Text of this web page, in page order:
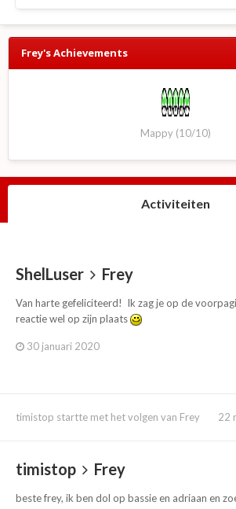
Frey's Achievements
Mappy (10/10)
Activiteiten
ShelLuser Frey
Van harte gefeliciteerd! Ik zag je op de
reactie wel op zijn plaats
30 januari 2020
timistop startte met het volgen van Frey 22
timistop Frey
beste frey, ik ben dol op bassie en adriaan en